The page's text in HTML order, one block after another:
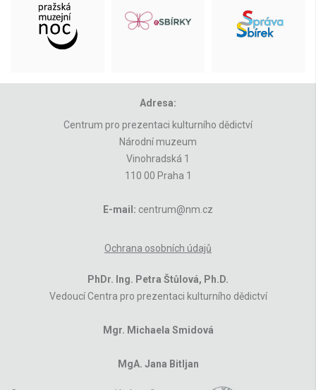
Adresa:
Centrum pro prezentaci kulturního dědictví
Národní muzeum
Vinohradská 1
110 00 Praha 1
E-mail: centrum@nm.cz
Ochrana osobních údajů
PhDr. Ing. Petra Štůlová, Ph.D.
Vedoucí Centra pro prezentaci kulturního dědictví
Mgr. Michaela Smidová
MgA. Jana Bitljan